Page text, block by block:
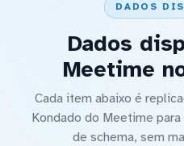
DADOS
Dados
Meetime
Cada item abaixo é
Kondado do Meetime
de schema, sem